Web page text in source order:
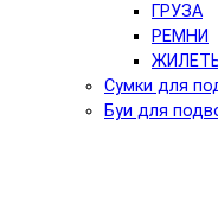
ГРУЗА
РЕМНИ
Сумки для
Буи для